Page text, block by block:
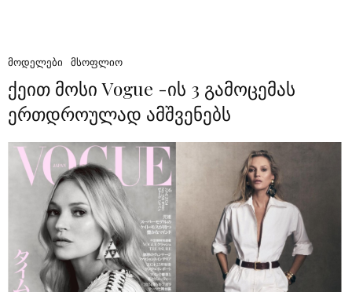
ᲛᲝᲓᲔᲚᲔᲑᲘ ᲛᲡᲝᲤᲚᲘᲝ
ქეით მოსი Vogue -ის 3 გამოცემას
ერთდროულად ამშვენებს